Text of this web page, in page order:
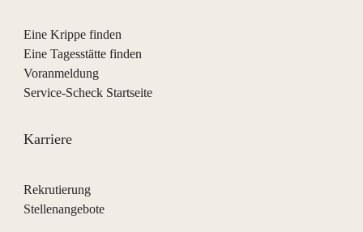
Eine Krippe finden
Eine Tagesstätte finden
Voranmeldung
Service-Scheck Startseite
Karriere
Rekrutierung
Stellenangebote